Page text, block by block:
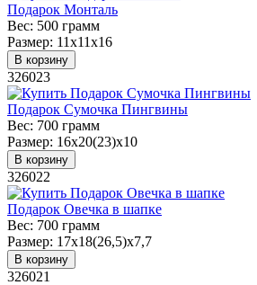
Подарок Монталь
Вес: 500 грамм
Размер: 11х11х16
В корзину
326023
Подарок Сумочка Пингвины
Вес: 700 грамм
Размер: 16х20(23)х10
В корзину
326022
Подарок Овечка в шапке
Вес: 700 грамм
Размер: 17х18(26,5)х7,7
В корзину
326021